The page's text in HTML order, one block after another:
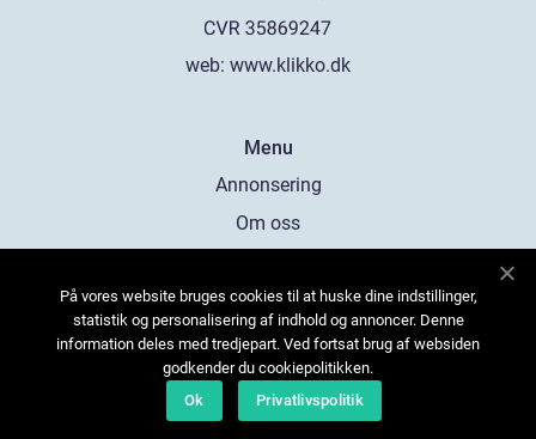
web: www.klikko.dk
Menu
Annonsering
Om oss
Kontakta oss
Sitemap
På vores website bruges cookies til at huske dine indstillinger,
statistik og personalisering af indhold og annoncer. Denne
information deles med tredjepart. Ved fortsat brug af websiden
godkender du cookiepolitikken.
Ok
Privatlivspolitik